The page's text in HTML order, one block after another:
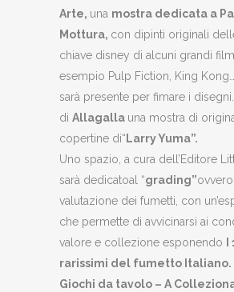
Arte, una mostra dedicata a
Mottura, con dipinti originali
chiave disney di alcuni grandi
esempio Pulp Fiction, King
sarà presente per fimare i
di Allagalla una mostra di
copertine di“ Larry Yuma”.
Uno spazio, a cura dell’Editore
sarà dedicatoal “grading”
valutazione dei fumetti, con
che permette di avvicinarsi ai
valore e collezione esponendo
rarissimi del fumetto Italiano.
Giochi da tavolo – A